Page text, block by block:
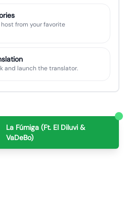
from your favorite
and launch the translator.
La Fúmiga (Ft. El Diluvi &
VaDeBo)